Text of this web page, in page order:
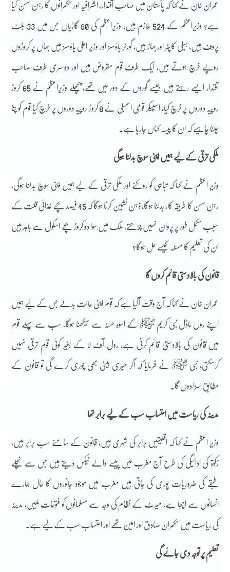
عمران خان نے کہا کہ پاکستان میں صاحب اقتدار، اشرافیہ اور حکمرانوں کا رہن سہن کیا
ہے؟ وزیراعظم کے 524 ملازم ہیں، وزیراعظم کی 80 گاڑیاں جس میں 33 بلٹ
پروف ہیں، ہیلی کاپٹر اور جہاز ہیں، گورنر ہاؤسز اور وزیر اعلیٰ ہاؤسز ہیں جہاں پر کروڑوں
روپے خرچ ہوتے ہیں، ایک طرف قوم مقروض ہیں اور دوسری طرف صاحب
اقتدار ایسے رہتے ہیں جیسے گوروں کے دور میں تھے، پچھلے وزیراعظم نے 65 کروڑ
روپیہ دوروں پر خرچ کیا، اسپیکر قومی اسمبلی نے 8 کروڑ روپیہ دوروں پر خرچ کیا قوم کو پتا
چلنا چاہیے کہ ان کا پیسہ کہاں جارہا ہے۔
ملکی ترقی کے لیے ہمیں اپنی سوچ بدلنا ہوگی
وزیر اعظم نے کہا کہ تباہی کو روکنے اور ملکی ترقی کے لیے ہمیں اپنی سوچ بدلنا ہوگی،
رہن سہن کا طریقہ کار بدلنا ہوگا، ذہن نشین کرنا ہوگا کہ 45 فیصد بچے غذائی قلت کے
سبب مکمل طور پر پروان نہیں چڑھتے، ملک میں سوا دو کروڑ بچے اسکول سے باہر ہیں
ان کی تعلیم کا مسئلہ کیسے حل ہوگا؟
قانون کی بالادستی قائم کروں گا
عمران خان نے کہا کہ آج وقت آگیا ہے کہ قوم اپنی حالت بدلے جس کے لیے ہمیں
اپنے رول ماڈل نبی کریم ﷺ کے اسوہ حسنہ سے سیکھنا ہوگا، سب سے پہلے قوم
میں قانون کی بالادستی قائم کرنی ہے، رول آف لا کے بغیر کوئی قوم ترقی نہیں
کرسکتی، نبی ﷺ نے فرمایا کہ اگر میری بیٹی بھی چوری کرے گی تو قانون کے
مطابق سزا دوں گا۔
مدینہ کی ریاست میں احتساب سب کے لیے برابر تھا
وزیر اعظم نے کہا کہ اقلیتیں برابر کی شہری ہیں، قانون کے سامنے سب برابر ہیں،
زکوۃ کی ادائیگی کی طرح آج مغرب میں پیسے والے ٹیکس دیتے ہیں جس سے نچلے
طبقے کی ضروریات پوری کی جاتی ہیں مغرب میں موجود جانوروں کا حال ہمارے
انسانوں سے اچھا ہے، میرٹ کے نظام کی وجہ سے مسلمانوں کو فتوحات ملیں، مدینہ
کی ریاست میں حکمران صادق اور امین تھے اور احتساب سب کے لیے ہے۔
تعلیم پر توجہ دی جائے گی